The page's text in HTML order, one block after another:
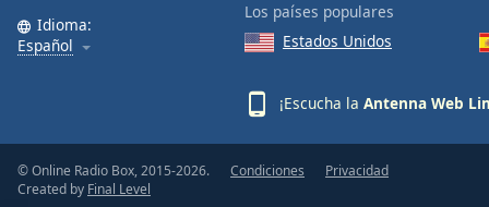
Font
Done
Close
Idioma:
Español
Los países populares
Estados Unidos
¡Escucha la Antenna Web
© Online Radio Box, 2015-2026.
Created by Final Level
Condiciones Privacidad